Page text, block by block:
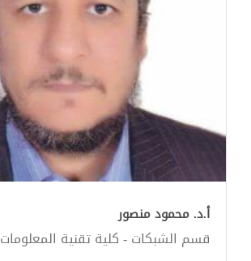
أ.د. محمود منصور
قسم الشبكات - كلية تقنية المعلومات